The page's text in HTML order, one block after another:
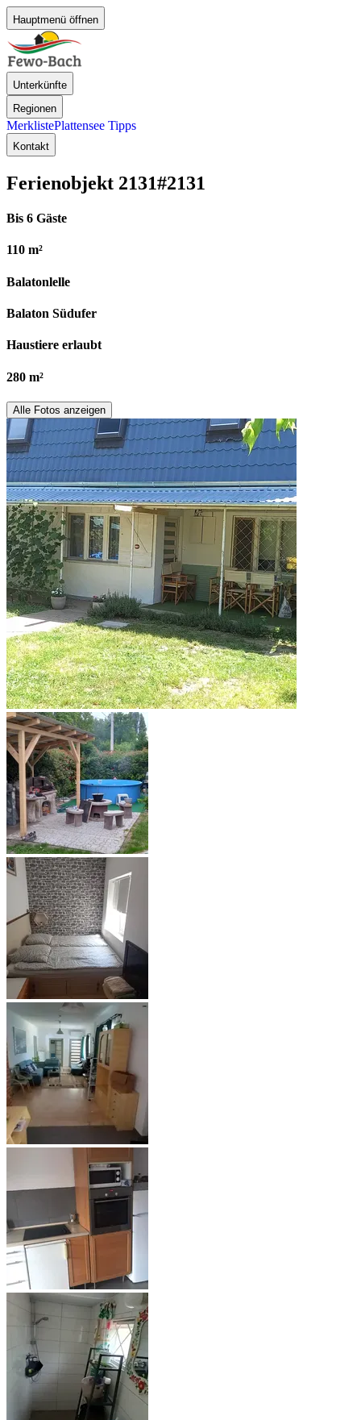
Hauptmenü öffnen
Unterkünfte
Regionen
MerklistePlattensee Tipps
Kontakt
Ferienobjekt 2131#2131
Bis 6 Gäste
110 m²
Balatonlelle
Balaton Südufer
Haustiere erlaubt
280 m²
Alle Fotos anzeigen